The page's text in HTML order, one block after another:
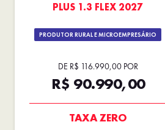
PLUS 1.3 FLEX 2027
PRODUTOR RURAL E MICROEMPRESÁRIO
DE R$ 116.990,00 POR
R$ 90.990,00
TAXA ZERO